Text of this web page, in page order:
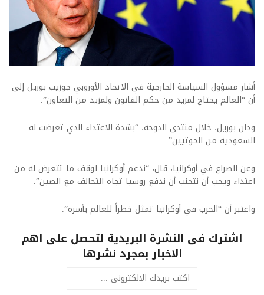
أشار مسؤول السياسة الخارجية في الاتحاد الأوروبي جوزيب بوريل إلى
أن “العالم يحتاج لمزيد من حكم القانون ولمزيد من التعاون”.
ودان بوريل، خلال منتدى الدوحة، “بشدة الاعتداء الذي تعرضت له
السعودية من الحوثيين”.
وعن الصراع في أوكرانيا، قال، “ندعم أوكرانيا لوقف ما تتعرض له من
اعتداء ويجب أن نتجنب أن ندفع روسيا تجاه التحالف مع الصين”.
واعتبر أن “الحرب في أوكرانيا تمثل خطراً للعالم بأسره”.
اشترك فى النشرة البريدية لتحصل على اهم
الاخبار بمجرد نشرها